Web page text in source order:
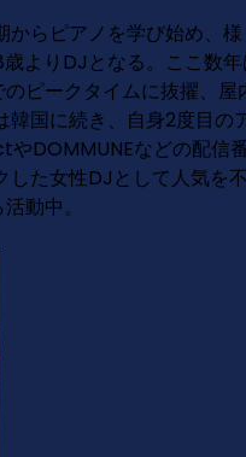
らピアノを学び始め、
よりDJとなる。ここ数
のピークタイムに抜擢
国に続き、自身2度目
DOMMUNEなどの配信
た女性DJとして人気
動中。